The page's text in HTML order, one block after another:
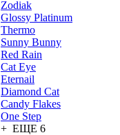
Zodiak
Glossy Platinum
Thermo
Sunny Bunny
Red Rain
Cat Eye
Eternail
Diamond Cat
Candy Flakes
One Step
+ ЕЩЕ 6